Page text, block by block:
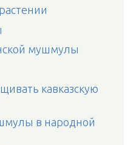
мушмулы
кавказскую
в народной